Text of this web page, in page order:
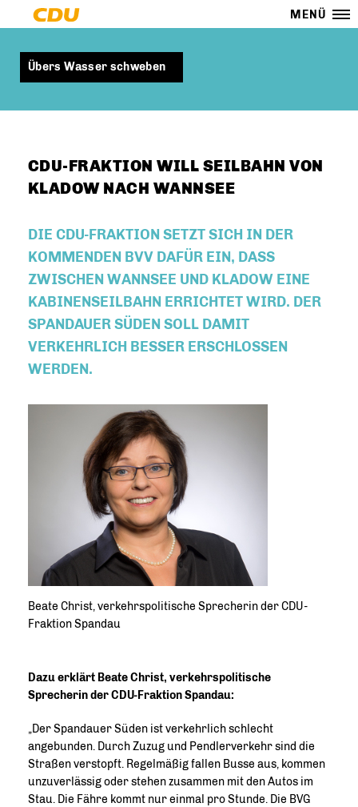
MENÜ
Übers Wasser schweben
CDU-FRAKTION WILL SEILBAHN VON
KLADOW NACH WANNSEE
DIE CDU-FRAKTION SETZT SICH IN DER
KOMMENDEN BVV DAFÜR EIN, DASS
ZWISCHEN WANNSEE UND KLADOW EINE
KABINENSEILBAHN ERRICHTET WIRD. DER
SPANDAUER SÜDEN SOLL DAMIT
VERKEHRLICH BESSER ERSCHLOSSEN
WERDEN.
Beate Christ, verkehrspolitische Sprecherin der CDU-
Fraktion Spandau
Dazu erklärt Beate Christ, verkehrspolitische
Sprecherin der CDU-Fraktion Spandau:
Der Spandauer Süden ist verkehrlich schlecht
angebunden. Durch Zuzug und Pendlerverkehr sind die
Straßen verstopft. Regelmäßig fallen Busse aus, kommen
unzuverlässig oder stehen zusammen mit den Autos im
Stau. Die Fähre kommt nur einmal pro Stunde. Die BVG